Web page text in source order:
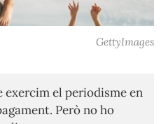
GettyImages
exercim el periodisme en
Però no ho